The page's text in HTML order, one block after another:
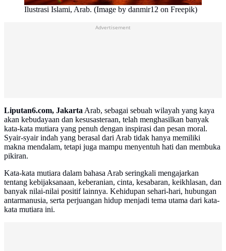
Ilustrasi Islami, Arab. (Image by danmir12 on Freepik)
Liputan6.com, JakartaArab, sebagai sebuah wilayah yang kaya
akan kebudayaan dan kesusasteraan, telah menghasilkan banyak
kata-kata mutiara yang penuh dengan inspirasi dan pesan moral.
Syair-syair indah yang berasal dari Arab tidak hanya memiliki
makna mendalam, tetapi juga mampu menyentuh hati dan membuka
pikiran.
Kata-kata mutiara dalam bahasa Arab seringkali mengajarkan
tentang kebijaksanaan, keberanian, cinta, kesabaran, keikhlasan, dan
banyak nilai-nilai positif lainnya. Kehidupan sehari-hari, hubungan
antarmanusia, serta perjuangan hidup menjadi tema utama dari kata-
kata mutiara ini.